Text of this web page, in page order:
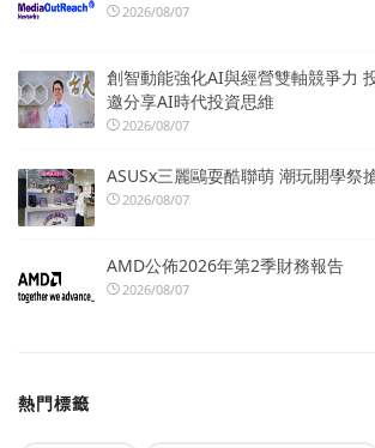
2026/08/07
創智動能強化AI與經營雙軸競爭力
邀分享AI時代投資思維
2026/08/07
ASUSx三麗鷗耍酷聯萌 潮玩開學祭
2026/08/07
AMD公佈2026年第2季財務報告
2026/08/07
熱門標籤